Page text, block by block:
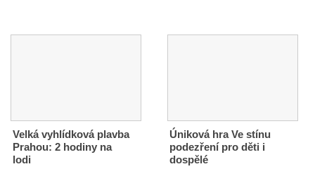
Velká vyhlídková plavba
Prahou: 2 hodiny na
lodi
Úniková hra Ve stínu
podezření pro děti i
dospělé